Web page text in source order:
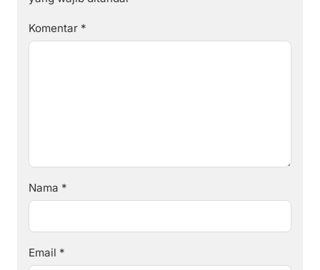
Komentar *
Nama *
Email *